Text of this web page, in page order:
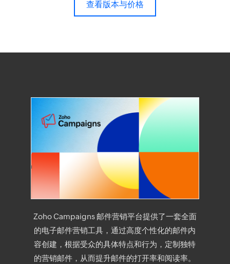
查看版本与价格
Zoho Campaigns 邮件营销平台提供了一套全面
的电子邮件营销工具，通过高度个性化的邮件内
容创建，根据受众的具体特点和行为，定制独特
的营销邮件，从而提升邮件的打开率和阅读率。